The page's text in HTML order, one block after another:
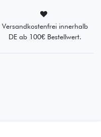
Versandkostenfrei innerhalb
DE ab 100€ Bestellwert.